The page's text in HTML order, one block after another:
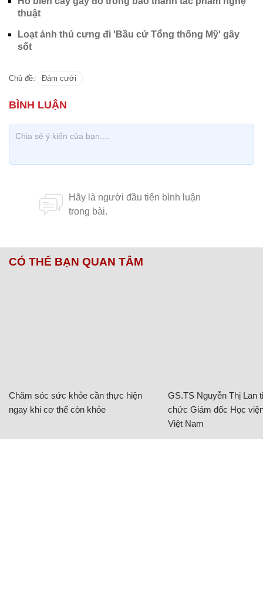
thuật
Loạt ảnh thú cưng đi 'Bầu cử Tổng thống Mỹ' gây
sốt
Chủ đề: Đám cưới
CÓ THỂ BẠN QUAN TÂM
Chăm sóc sức khỏe cần thực hiện
ngay khi cơ thể còn khỏe
GS.TS Nguyễn Thị Lan
chức Giám đốc Học
Việt Nam